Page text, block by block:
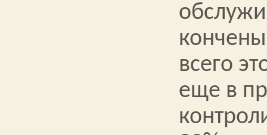
всего
еще в